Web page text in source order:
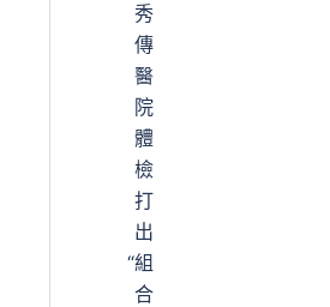
秀
傳
醫
院
體
檢
打
出
“組
合